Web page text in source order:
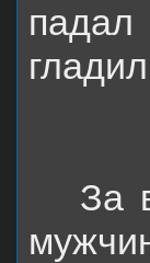
За